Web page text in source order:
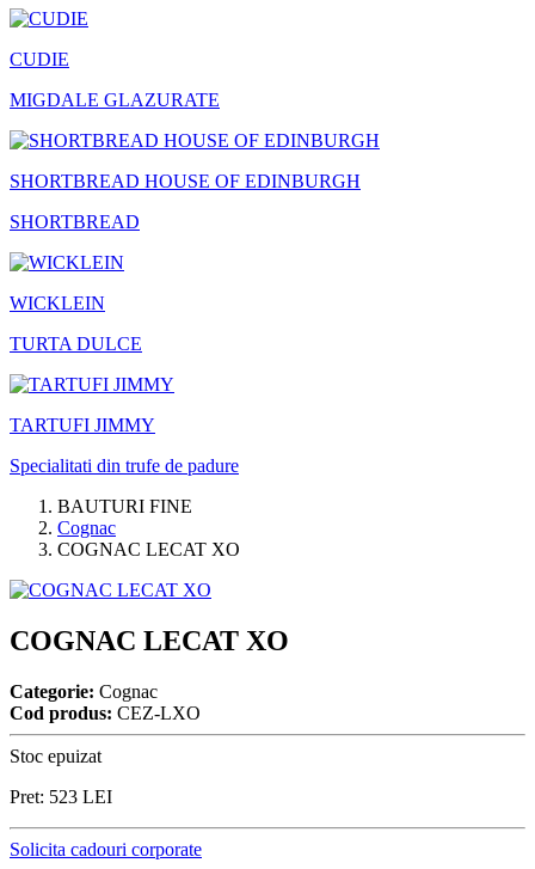
CUDIE
MIGDALE GLAZURATE
SHORTBREAD HOUSE OF EDINBURGH
SHORTBREAD
WICKLEIN
TURTA DULCE
TARTUFI JIMMY
Specialitati din trufe de padure
BAUTURI FINE
Cognac
COGNAC LECAT XO
COGNAC LECAT XO
Categorie: Cognac
Cod produs: CEZ-LXO
Stoc epuizat
Pret: 523 LEI
Solicita cadouri corporate